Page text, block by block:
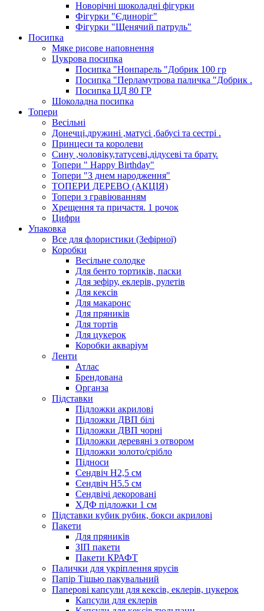
Новорічні шоколадні фігурки
Фігурки "Єдиноріг"
Фігурки "Щенячий патруль"
Посипка
Мяке рисове наповнення
Цукрова посипка
Посипка "Нонпарель "Добрик 100 гр
Посипка "Перламутрова паличка "Добрик .
Посипка ЦД 80 ГР
Шоколадна посипка
Топери
Весільні
Донечці,дружині ,матусі ,бабусі та сестрі .
Принцеси та королеви
Сину ,чоловіку,татусеві,дідусеві та брату.
Топери " Happy Birthday"
Топери "З днем народження"
ТОПЕРИ ДЕРЕВО (АКЦІЯ)
Топери з гравіюванням
Хрещення та причастя. 1 рочок
Цифри
Упаковка
Все для флористики (Зефірної)
Коробки
Весільне солодке
Для бенто тортиків, паски
Для зефіру, еклерів, рулетів
Для кексів
Для макаронс
Для пряників
Для тортів
Для цукерок
Коробки акваріум
Ленти
Атлас
Брендована
Органза
Підставки
Підложки акрилові
Підложки ДВП білі
Підложки ДВП чорні
Підложки деревяні з отвором
Підложки золото/срібло
Підноси
Сендвіч H2,5 см
Сендвіч H5.5 см
Сендвічі декоровані
ХДФ підложки 1 см
Підставки кубик рубик, бокси акрилові
Пакети
Для пряників
ЗІП пакети
Пакети КРАФТ
Палички для укріплення ярусів
Папір Тішью пакувальний
Паперові капсули для кексів, еклерів, цукерок
Капсули для еклерів